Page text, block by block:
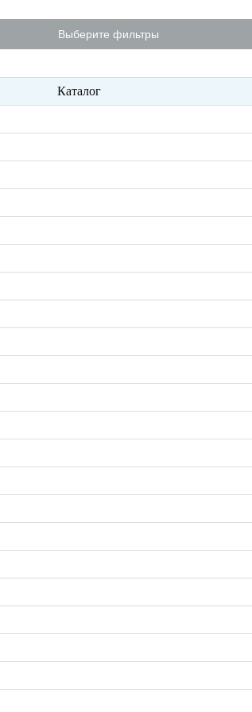
Выберите фильтры
Каталог